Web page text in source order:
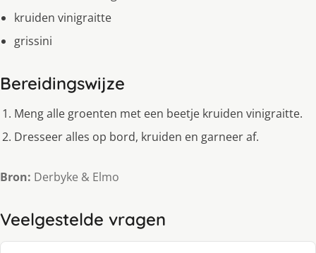
kruiden vinigraitte
grissini
Bereidingswijze
Meng alle groenten met een beetje kruiden vinigraitte.
Dresseer alles op bord, kruiden en garneer af.
Bron: Derbyke & Elmo
Veelgestelde vragen